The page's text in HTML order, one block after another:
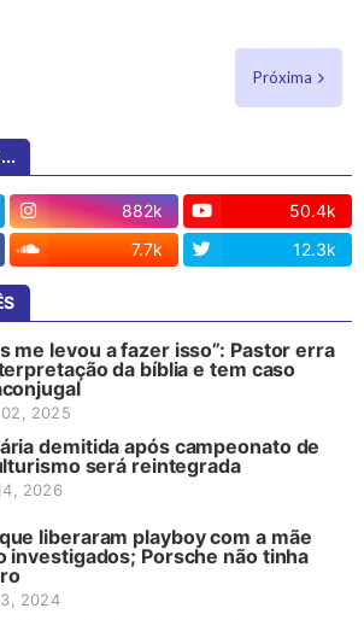
Próxima
882k
50.4k
7.7k 12.3k
me levou a fazer isso”: Pastor erra
da bíblia e tem caso
2025
demitida após campeonato de
será reintegrada
2026
liberaram playboy com a mãe
investigados; Porsche não tinha
2024